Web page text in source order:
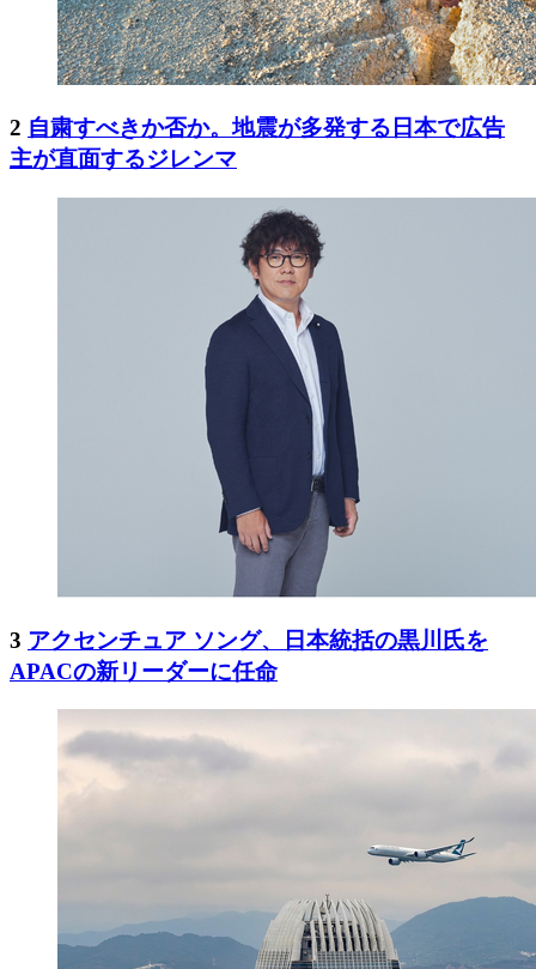
2 自粛すべきか否か。地震が多発する日本で広告
主が直面するジレンマ
3 アクセンチュア ソング、日本統括の黒川氏を
APACの新リーダーに任命